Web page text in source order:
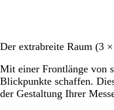
Der extrabreite Raum (3
Mit einer Frontlänge von
Blickpunkte schaffen.
der Gestaltung Ihrer